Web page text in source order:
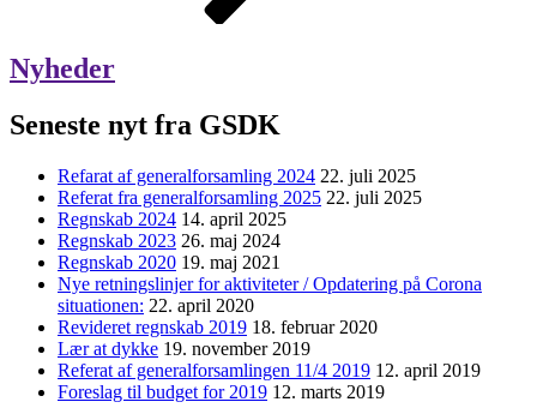
Nyheder
Seneste nyt fra GSDK
Refarat af generalforsamling 2024 22. juli 2025
Referat fra generalforsamling 2025 22. juli 2025
Regnskab 2024 14. april 2025
Regnskab 2023 26. maj 2024
Regnskab 2020 19. maj 2021
Nye retningslinjer for aktiviteter / Opdatering på Corona
situationen: 22. april 2020
Revideret regnskab 2019 18. februar 2020
Lær at dykke 19. november 2019
Referat af generalforsamlingen 11/4 2019 12. april 2019
Foreslag til budget for 2019 12. marts 2019